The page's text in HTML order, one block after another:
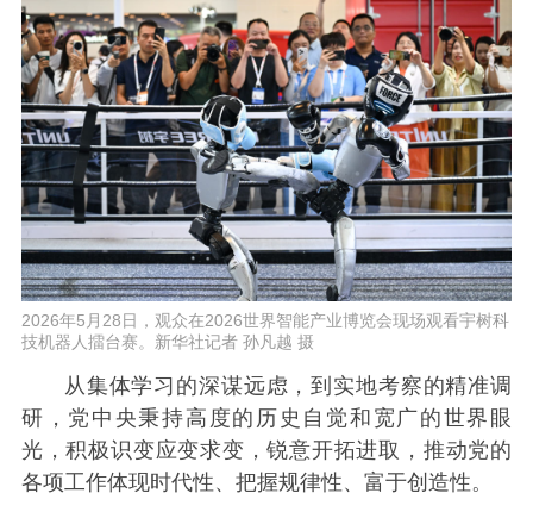
2026年5月28日，观众在2026世界智能产业博览会现场观看宇树科
技机器人擂台赛。新华社记者 孙凡越 摄
从集体学习的深谋远虑，到实地考察的精准调
研，党中央秉持高度的历史自觉和宽广的世界眼
光，积极识变应变求变，锐意开拓进取，推动党的
各项工作体现时代性、把握规律性、富于创造性。